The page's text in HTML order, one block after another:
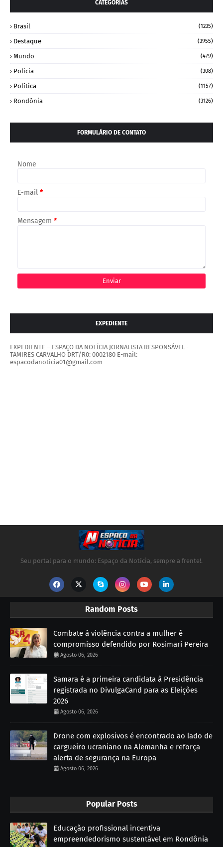
CATEGORIAS
Brasil (1235)
Destaque (3955)
Mundo (479)
Policia (308)
Política (1157)
Rondônia (3126)
FORMULÁRIO DE CONTATO
Nome
E-mail *
Mensagem *
EXPEDIENTE
EXPEDIENTE – ESPAÇO DA NOTÍCIA JORNALISTA RESPONSÁVEL -
TAMIRES CARVALHO DRT/R0: 0002180 E-mail:
espacodanoticia01@gmail.com
Seu portal para o mundo: Espaço da Notícia, sempre a frente!.
Random Posts
Combate à violência contra a mulher é
compromisso defendido por Rosimari Pereira
Agosto 06, 2026
Samara é a primeira candidata à Presidência
registrada no DivulgaCand para as Eleições
2026
Agosto 06, 2026
Drone com explosivos é encontrado ao lado de
cargueiro ucraniano na Alemanha e reforça
alerta de segurança na Europa
Agosto 06, 2026
Popular Posts
Educação profissional incentiva
empreendedorismo sustentável em Rondônia